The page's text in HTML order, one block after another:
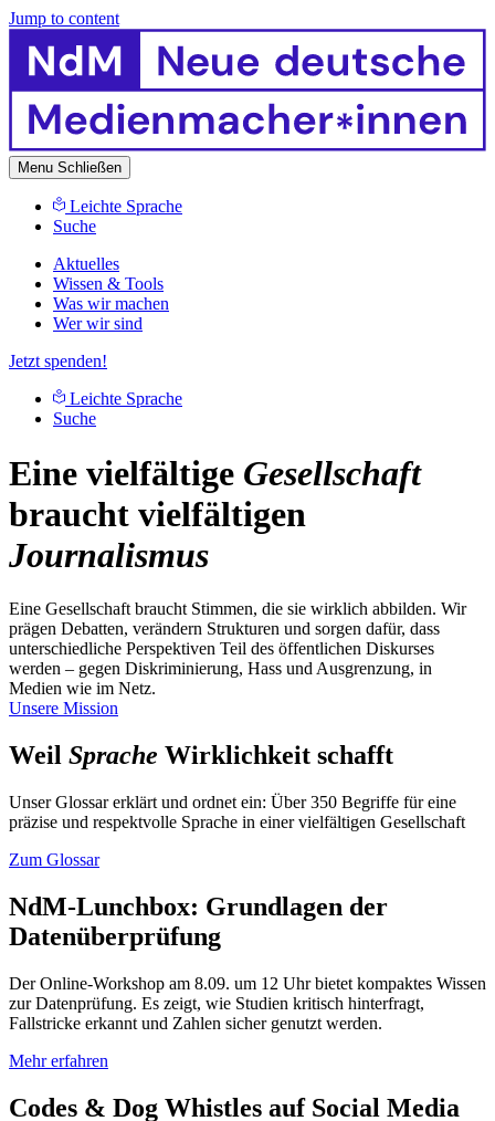
Jump to content
Menu Schließen
Leichte Sprache
Suche
Aktuelles
Wissen & Tools
Was wir machen
Wer wir sind
Jetzt spenden!
Leichte Sprache
Suche
Eine vielfältige Gesellschaft
braucht vielfältigen
Journalismus
Eine Gesellschaft braucht Stimmen, die sie wirklich abbilden. Wir
prägen Debatten, verändern Strukturen und sorgen dafür, dass
unterschiedliche Perspektiven Teil des öffentlichen Diskurses
werden – gegen Diskriminierung, Hass und Ausgrenzung, in
Medien wie im Netz.
Unsere Mission
Weil Sprache Wirklichkeit schafft
Unser Glossar erklärt und ordnet ein: Über 350 Begriffe für eine
präzise und respektvolle Sprache in einer vielfältigen Gesellschaft
Zum Glossar
NdM-Lunchbox: Grundlagen der
Datenüberprüfung
Der Online-Workshop am 8.09. um 12 Uhr bietet kompaktes Wissen
zur Datenprüfung. Es zeigt, wie Studien kritisch hinterfragt,
Fallstricke erkannt und Zahlen sicher genutzt werden.
Mehr erfahren
Codes & Dog Whistles auf Social Media